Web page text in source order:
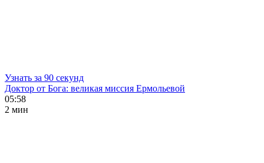
Узнать за 90 секунд
Доктор от Бога: великая миссия Ермольевой
05:58
2 мин